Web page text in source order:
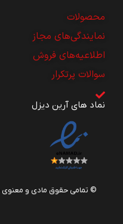
محصولات
نمایندگی‌های مجاز
اطلاعیه‌های فروش
سوالات پرتکرار
نماد های آرین دیزل
© تمامی حقوق مادی و معنوی